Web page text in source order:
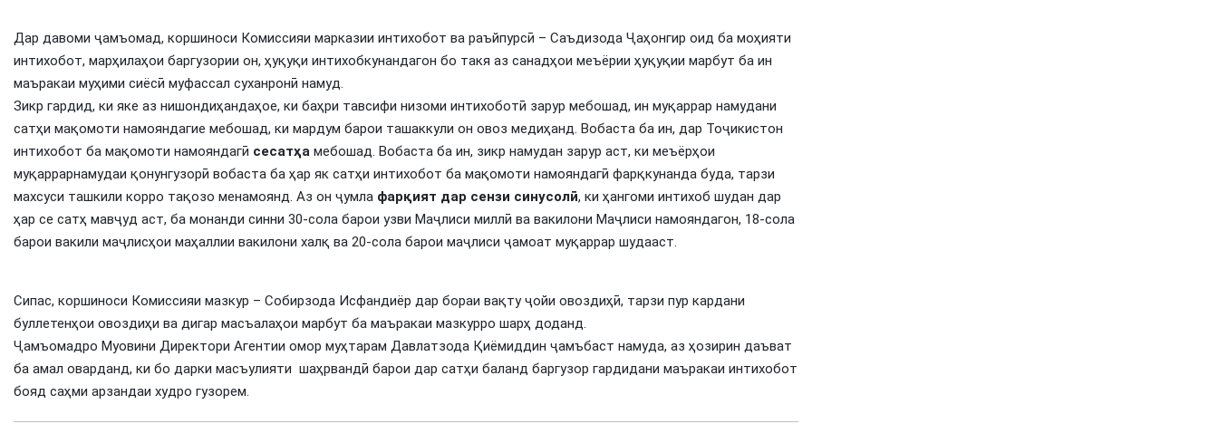
Дар давоми ҷамъомад, коршиноси Комиссияи марказии интихобот ва раъйпурсӣ – Саъдизода Ҷаҳонгир оид ба моҳияти
интихобот, марҳилаҳои баргузории он, ҳуқуқи интихобкунандагон бо такя аз санадҳои меъёрии ҳуқуқии марбут ба ин
маъракаи муҳими сиёсӣ муфассал суханронӣ намуд.
Зикр гардид, ки яке аз нишондиҳандаҳое, ки баҳри тавсифи низоми интихоботӣ зарур мебошад, ин муқаррар намудани
сатҳи мақомоти намояндагие мебошад, ки мардум барои ташаккули он овоз медиҳанд. Вобаста ба ин, дар Тоҷикистон
интихобот ба мақомоти намояндагӣ сесатҳа мебошад. Вобаста ба ин, зикр намудан зарур аст, ки меъёрҳои
муқаррарнамудаи қонунгузорӣ вобаста ба ҳар як сатҳи интихобот ба мақомоти намояндагӣ фарқкунанда буда, тарзи
махсуси ташкили корро тақозо менамоянд. Аз он ҷумла фарқият дар сензи синусолӣ, ки ҳангоми интихоб шудан дар
ҳар се сатҳ мавҷуд аст, ба монанди синни 30-сола барои узви Маҷлиси миллӣ ва вакилони Маҷлиси намояндагон, 18-сола
барои вакили маҷлисҳои маҳаллии вакилони халқ ва 20-сола барои маҷлиси ҷамоат муқаррар шудааст.
Сипас, коршиноси Комиссияи мазкур – Собирзода Исфандиёр дар бораи вақту ҷойи овоздиҳӣ, тарзи пур кардани
буллетенҳои овоздиҳи ва дигар масъалаҳои марбут ба маъракаи мазкурро шарҳ доданд.
Ҷамъомадро Муовини Директори Агентии омор муҳтарам Давлатзода Қиёмиддин ҷамъбаст намуда, аз ҳозирин даъват
ба амал оварданд, ки бо дарки масъулияти шаҳрвандӣ барои дар сатҳи баланд баргузор гардидани маъракаи интихобот
бояд саҳми арзандаи худро гузорем.